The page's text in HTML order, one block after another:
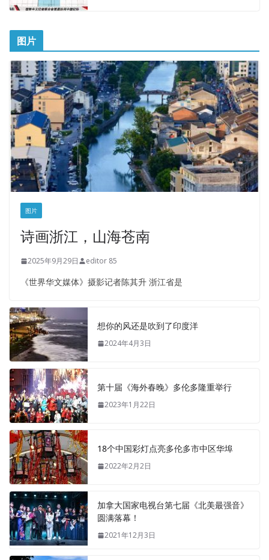
图片
图片
诗画浙江，山海苍南
2025年9月29日 editor 85
《世界华文媒体》摄影记者陈其升 浙江省是
想你的风还是吹到了印度洋
2024年4月3日
第十届《海外春晚》多伦多隆重举行
2023年1月22日
18个中国彩灯点亮多伦多市中区华埠
2022年2月2日
加拿大国家电视台第七届《北美最强音》
圆满落幕！
2021年12月3日